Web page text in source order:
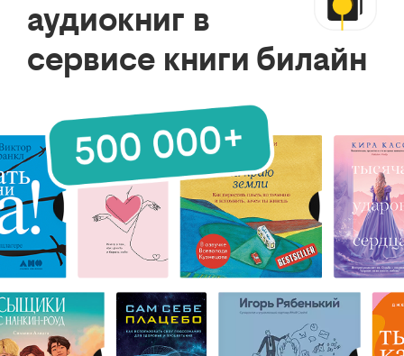
аудиокниг в
сервисе книги билайн